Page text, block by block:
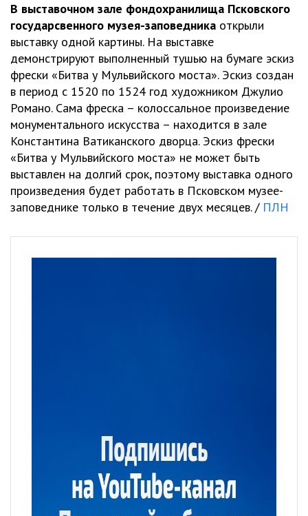
В выставочном зале фондохранилища Псковского
государсвенного музея-заповедника открыли
выставку одной картины. На выставке
демонстрируют выполненный тушью на бумаге эскиз
фрески «Битва у Мульвийского моста». Эскиз создан
в период с 1520 по 1524 год художником Джулио
Романо. Сама фреска – колоссальное произведение
монументального искусства – находится в зале
Константина Ватиканского дворца. Эскиз фрески
«Битва у Мульвийского моста» не может быть
выставлен на долгий срок, поэтому выставка одного
произведения будет работать в Псковском музее-
заповеднике только в течение двух месяцев. / ПЛН